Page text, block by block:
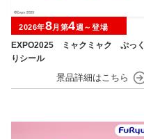
EXPO2025 ミャクミャク ぷっく
りシール
2026年8月第4週～登場